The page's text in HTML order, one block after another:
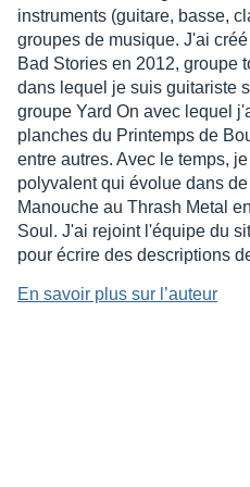
instruments (guitare, basse,
groupes de musique. J'ai
Bad Stories en 2012, groupe
dans lequel je suis guitariste
groupe Yard On avec lequel
planches du Printemps de
entre autres. Avec le temps,
polyvalent qui évolue dans
Manouche au Thrash Metal
Soul. J'ai rejoint l'équipe du
pour écrire des descriptions
En savoir plus sur l’auteur